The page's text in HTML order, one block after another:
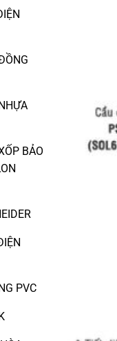
BẢO
PVC